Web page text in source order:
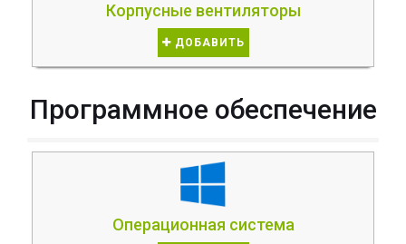
Корпусные вентиляторы
ДОБАВИТЬ
Программное обеспечение
Операционная система